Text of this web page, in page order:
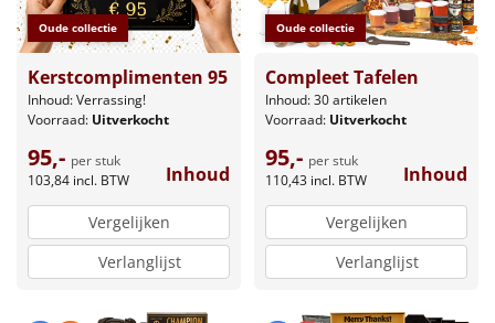
Oude collectie
Kerstcomplimenten 95
Inhoud: Verrassing!
Voorraad: Uitverkocht
95,- per stuk
103,84 incl. BTW Inhoud
Vergelijken
Verlanglijst
Oude collectie
Compleet Tafelen
Inhoud: 30 artikelen
Voorraad: Uitverkocht
95,- per stuk
110,43 incl. BTW Inhoud
Vergelijken
Verlanglijst